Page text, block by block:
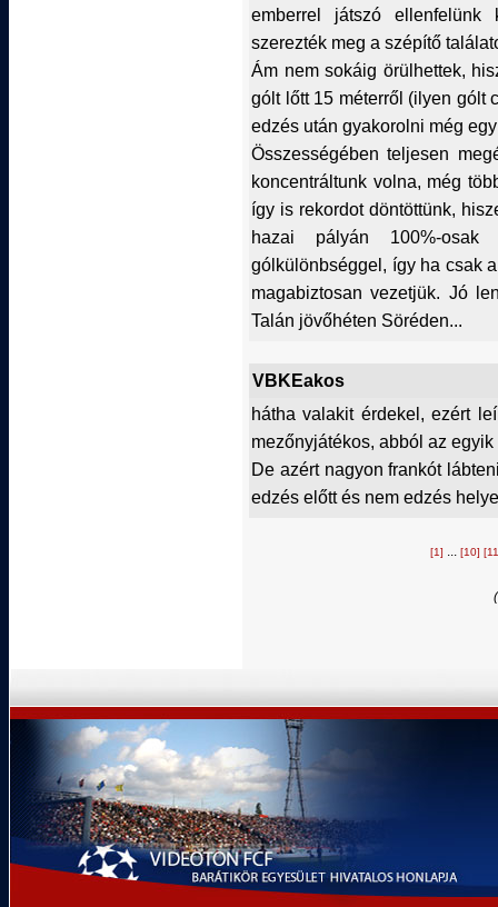
emberrel játszó ellenfelünk
szerezték meg a szépítő
Ám nem sokáig örülhettek,
gólt lőtt 15 méterről (ilyen gólt
edzés után gyakorolni még
Összességében teljesen
koncentráltunk volna, még
így is rekordot döntöttünk,
hazai pályán 100%-
gólkülönbséggel, így ha csak
magabiztosan vezetjük. Jó
Talán jövőhéten Söréden...
VBKEakos
hátha valakit érdekel, ezért
mezőnyjátékos, abból az
De azért nagyon frankót
edzés előtt és nem edzés
[1] ... [10]